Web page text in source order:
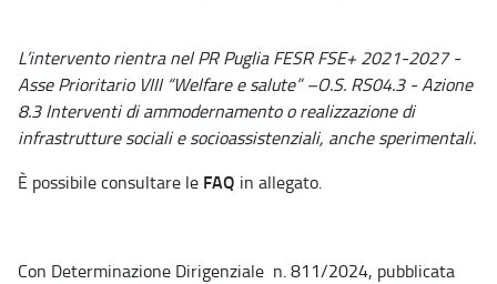
L’intervento rientra nel PR Puglia FESR FSE+ 2021-2027 -
Asse Prioritario VIII “Welfare e salute” –O.S. RS04.3 - Azione
8.3 Interventi di ammodernamento o realizzazione di
infrastrutture sociali e socioassistenziali, anche sperimentali.
È possibile consultare le FAQ in allegato.
Con Determinazione Dirigenziale n. 811/2024, pubblicata